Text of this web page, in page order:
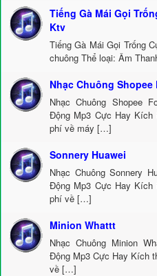
Tiếng Gà Mái Gọi
Ktv
Tiếng Gà Mái Gọi Trống
chuông Thể loại: Âm
Nhạc Chuông Shopee
Nhạc Chuông Shopee
Động Mp3 Cực Hay
phí về máy […]
Sonnery Huawei
Nhạc Chuông Sonnery
Động Mp3 Cực Hay
phí về […]
Minion Whattt
Nhạc Chuông Minion
Động Mp3 Cực Hay Kích
về […]